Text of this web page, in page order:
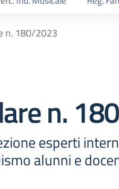
n. 180/2023
n.
esperti
alunni e